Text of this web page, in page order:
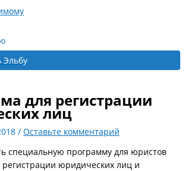
Эльбу
для регистрации
лиц
/Оставьте комментарий
специальную программу для юристов
юридических лиц и